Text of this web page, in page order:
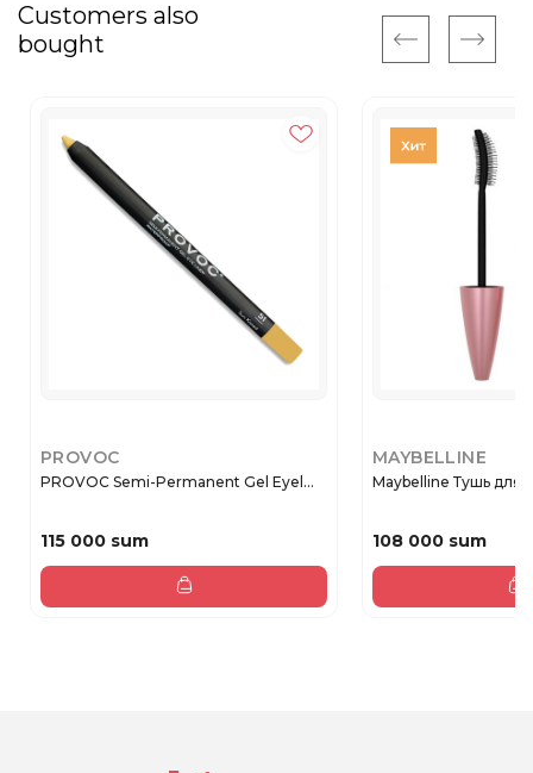
Customers also
bought
PROVOC
PROVOC Semi-Permanent Gel Eyel...
115 000 sum
MAYBELLINE
Maybelline Тушь для
108 000 sum